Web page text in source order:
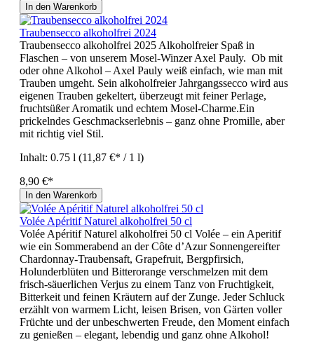
In den Warenkorb
Traubensecco alkoholfrei 2024
Traubensecco alkoholfrei 2025 Alkoholfreier Spaß in
Flaschen – von unserem Mosel-Winzer Axel Pauly. Ob mit
oder ohne Alkohol – Axel Pauly weiß einfach, wie man mit
Trauben umgeht. Sein alkoholfreier Jahrgangssecco wird aus
eigenen Trauben gekeltert, überzeugt mit feiner Perlage,
fruchtsüßer Aromatik und echtem Mosel-Charme.Ein
prickelndes Geschmackserlebnis – ganz ohne Promille, aber
mit richtig viel Stil.
Inhalt: 0.75 l (11,87 €* / 1 l)
8,90 €*
In den Warenkorb
Volée Apéritif Naturel alkoholfrei 50 cl
Volée Apéritif Naturel alkoholfrei 50 cl Volée – ein Aperitif
wie ein Sommerabend an der Côte d’Azur Sonnengereifter
Chardonnay-Traubensaft, Grapefruit, Bergpfirsich,
Holunderblüten und Bitterorange verschmelzen mit dem
frisch-säuerlichen Verjus zu einem Tanz von Fruchtigkeit,
Bitterkeit und feinen Kräutern auf der Zunge. Jeder Schluck
erzählt von warmem Licht, leisen Brisen, von Gärten voller
Früchte und der unbeschwerten Freude, den Moment einfach
zu genießen – elegant, lebendig und ganz ohne Alkohol!